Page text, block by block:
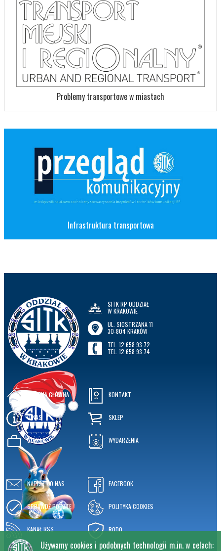
Problemy transportowe w miastach
Infrastruktura transportowa
SITK RP ODDZIAŁ
W KRAKOWIE
UL. SIOSTRZANA 11
30-804 KRAKÓW
TEL. 12 658 93 72
TEL. 12 658 93 74
STRONA GŁÓWNA
O NAS
OFERTA
KONTAKT
SKLEP
WYDARZENIA
NAPISZ DO NAS
SPRAWDŹ POCZTĘ
KANAŁ RSS
FACEBOOK
POLITYKA COOKIES
RODO
Używamy cookies i podobnych technologii m.in. w celach: